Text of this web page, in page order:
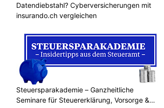
Datendiebstahl? Cyberversicherungen mit
insurando.ch vergleichen
Steuersparakademie – Ganzheitliche
Seminare für Steuererklärung, Vorsorge &